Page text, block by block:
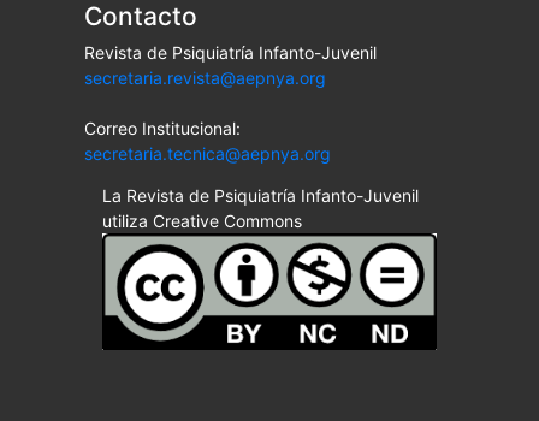
Contacto
Revista de Psiquiatría Infanto-Juvenil
secretaria.revista@aepnya.org
Correo Institucional:
secretaria.tecnica@aepnya.org
La Revista de Psiquiatría Infanto-Juvenil
utiliza Creative Commons